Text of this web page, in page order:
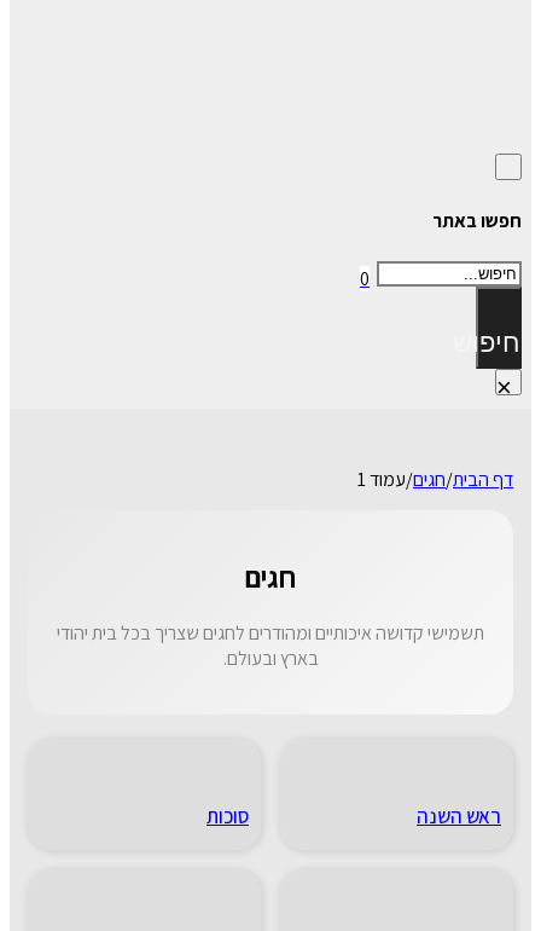
חפשו באתר
חיפוש
חיפוש
×
0
דף הבית/חגים/עמוד 1
חגים
תשמישי קדושה איכותיים ומהודרים לחגים שצריך בכל בית יהודי
בארץ ובעולם.
ראש השנה סוכות